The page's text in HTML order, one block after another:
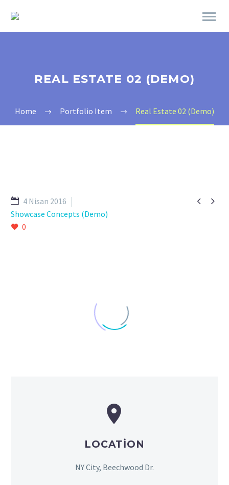
REAL ESTATE 02 (DEMO)
Home Portfolio Item Real Estate 02 (Demo)
 
4 Nisan 2016
Showcase Concepts (Demo)
0


LOCATION
NY City, Beechwood Dr.